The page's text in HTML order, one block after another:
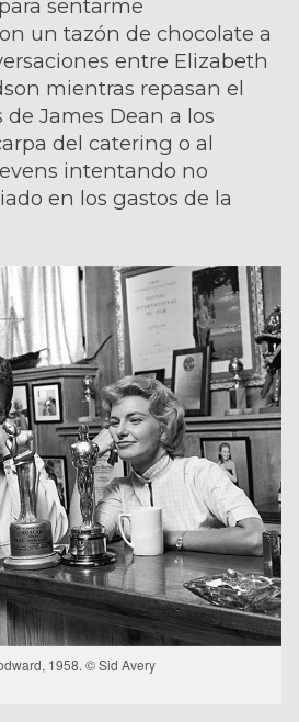
sentarme
un tazón de chocolate a
entre Elizabeth
mientras repasan el
James Dean a los
del catering o al
intentando no
en los gastos de la
1958. © Sid Avery